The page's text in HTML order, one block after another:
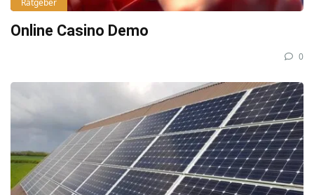
Online Casino Demo
0